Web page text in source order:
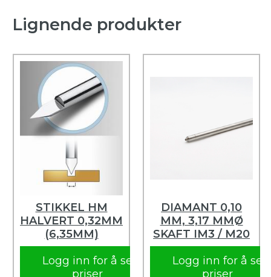
Lignende produkter
STIKKEL HM
HALVERT 0,32MM
(6,35MM)
Logg inn for å se
priser
DIAMANT 0,10
MM, 3,17 MMØ
SKAFT IM3 / M20
Logg inn for å se
priser